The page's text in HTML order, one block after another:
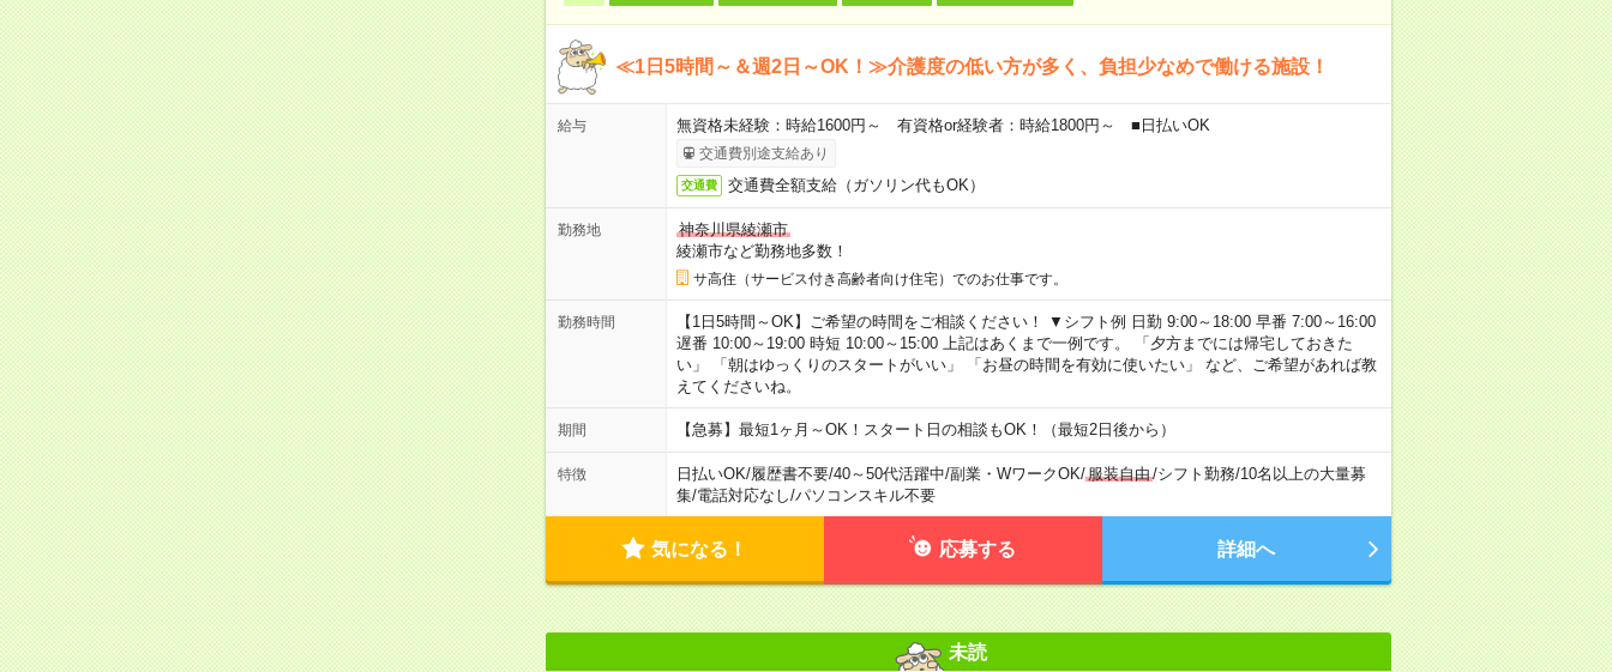
≪1日5時間～＆週2日～OK！≫介護度の低い方が多く、負担少なめで働ける施設！
給与 無資格未経験：時給1600円～ 有資格or経験者：時給1800円～ ■日払いOK
交通費別途支給あり
交通費 交通費全額支給（ガソリン代もOK）
勤務地
神奈川県綾瀬市
綾瀬市など勤務地多数！
サ高住（サービス付き高齢者向け住宅）でのお仕事です。
勤務時間
【1日5時間～OK】ご希望の時間をご相談ください！ ▼シフト例 日勤 9:00～18:00 早番 7:00～16:00
遅番 10:00～19:00 時短 10:00～15:00 上記はあくまで一例です。 「夕方までには帰宅しておきた
い」 「朝はゆっくりのスタートがいい」 「お昼の時間を有効に使いたい」 など、ご希望があれば教
えてくださいね。
期間 【急募】最短1ヶ月～OK！スタート日の相談もOK！（最短2日後から）
特徴 日払いOK/履歴書不要/40～50代活躍中/副業・WワークOK/服装自由/シフト勤務/10名以上の大量募
集/電話対応なし/パソコンスキル不要
気になる！ 応募する 詳細へ
未読